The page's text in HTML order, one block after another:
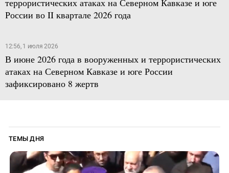
России во II квартале 2026 года
12:56, 1 июля 2026
В июне 2026 года в вооруженных и террористических
атаках на Северном Кавказе и юге России
зафиксировано 8 жертв
ТЕМЫ ДНЯ